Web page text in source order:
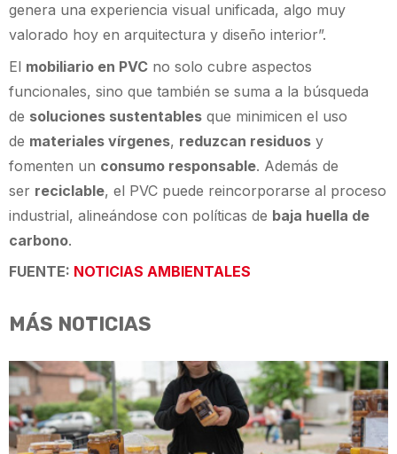
genera una experiencia visual unificada, algo muy
valorado hoy en arquitectura y diseño interior”.
El mobiliario en PVC no solo cubre aspectos
funcionales, sino que también se suma a la búsqueda
de soluciones sustentables que minimicen el uso
de materiales vírgenes, reduzcan residuos y
fomenten un consumo responsable. Además de
ser reciclable, el PVC puede reincorporarse al proceso
industrial, alineándose con políticas de baja huella de
carbono.
FUENTE: NOTICIAS AMBIENTALES
MÁS NOTICIAS